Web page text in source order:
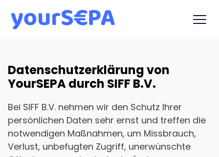
Datenschutzerklärung von
YourSEPA durch SIFF B.V.
Bei SIFF B.V. nehmen wir den Schutz Ihrer
persönlichen Daten sehr ernst und treffen die
notwendigen Maßnahmen, um Missbrauch,
Verlust, unbefugten Zugriff, unerwünschte